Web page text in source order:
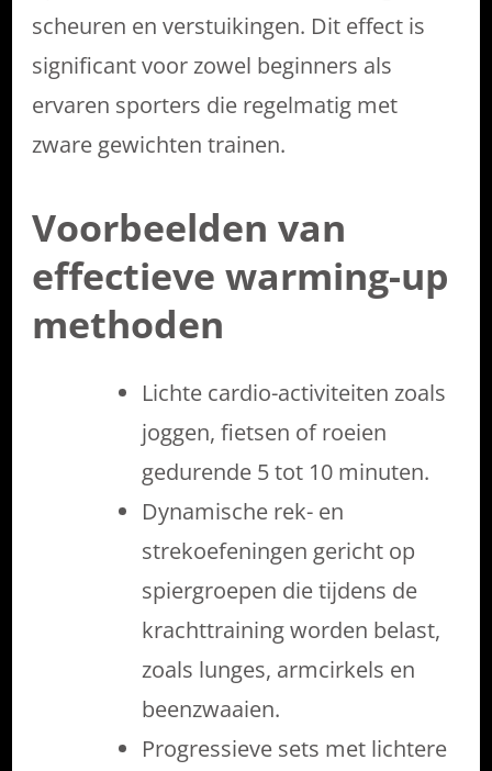
scheuren en verstuikingen. Dit effect is
significant voor zowel beginners als
ervaren sporters die regelmatig met
zware gewichten trainen.
Voorbeelden van
effectieve warming-up
methoden
Lichte cardio-activiteiten zoals
joggen, fietsen of roeien
gedurende 5 tot 10 minuten.
Dynamische rek- en
strekoefeningen gericht op
spiergroepen die tijdens de
krachttraining worden belast,
zoals lunges, armcirkels en
beenzwaaien.
Progressieve sets met lichtere